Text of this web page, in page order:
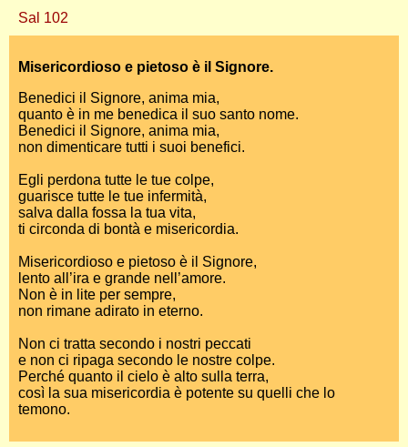
Sal 102
Misericordioso e pietoso è il Signore.
Benedici il Signore, anima mia,
quanto è in me benedica il suo santo nome.
Benedici il Signore, anima mia,
non dimenticare tutti i suoi benefici.
Egli perdona tutte le tue colpe,
guarisce tutte le tue infermità,
salva dalla fossa la tua vita,
ti circonda di bontà e misericordia.
Misericordioso e pietoso è il Signore,
lento all’ira e grande nell’amore.
Non è in lite per sempre,
non rimane adirato in eterno.
Non ci tratta secondo i nostri peccati
e non ci ripaga secondo le nostre colpe.
Perché quanto il cielo è alto sulla terra,
così la sua misericordia è potente su quelli che lo
temono.